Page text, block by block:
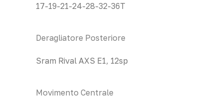
17-19-21-24-28-32-36T
Deragliatore Posteriore
Sram Rival AXS E1, 12sp
Movimento Centrale